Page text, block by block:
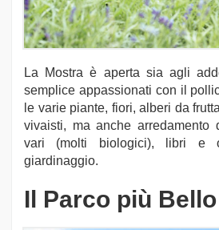
La Mostra è aperta sia agli
semplice appassionati con il
le varie piante, fiori, alberi da
vivaisti, ma anche arredamento
vari (molti biologici), libri e
giardinaggio.
Il Parco più Bello